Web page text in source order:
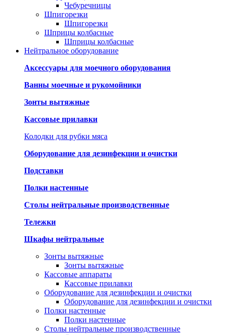
Чебуречницы
Шпигорезки
Шпигорезки
Шприцы колбасные
Шприцы колбасные
Нейтральное оборудование
Аксессуары для моечного оборудования
Ванны моечные и рукомойники
Зонты вытяжные
Кассовые прилавки
Колодки для рубки мяса
Оборудование для дезинфекции и очистки
Подставки
Полки настенные
Столы нейтральные производственные
Тележки
Шкафы нейтральные
Зонты вытяжные
Зонты вытяжные
Кассовые аппараты
Кассовые прилавки
Оборудование для дезинфекции и очистки
Оборудование для дезинфекции и очистки
Полки настенные
Полки настенные
Столы нейтральные производственные